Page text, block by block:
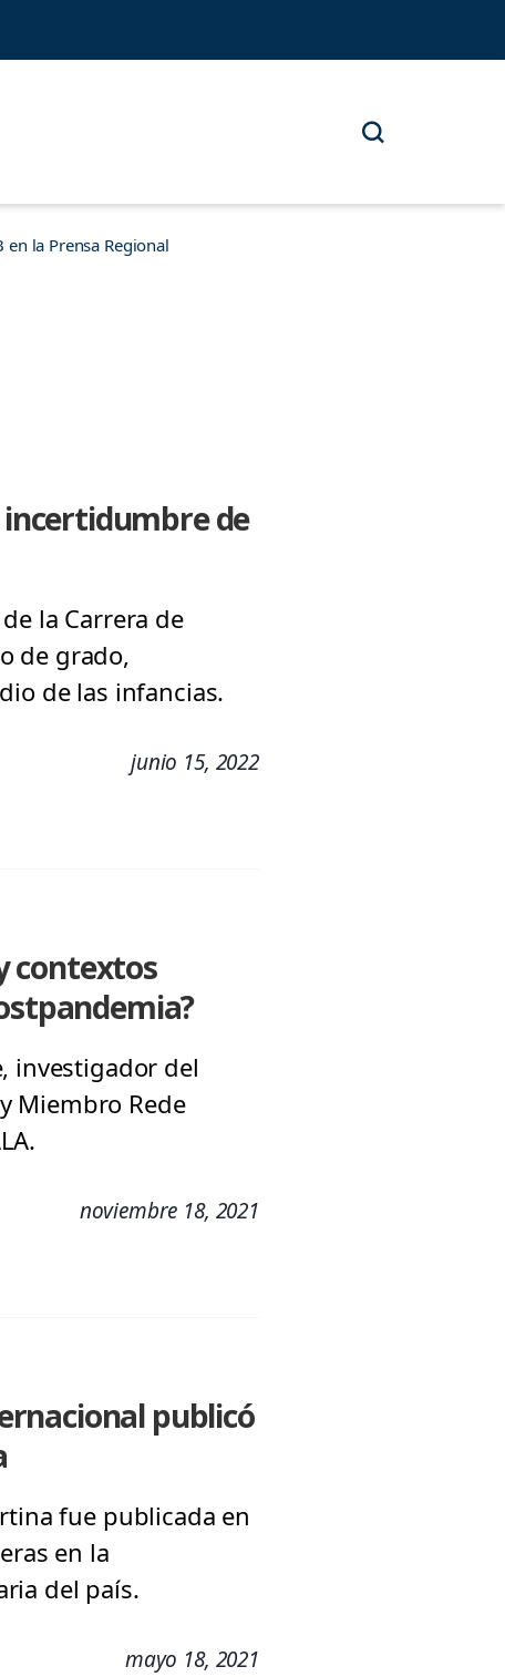
en la Prensa Regional
incertidumbre de
la Carrera de
de grado,
de las infancias.
junio 15, 2022
contextos
investigador del
Miembro Rede
noviembre 18, 2021
publicó
fue publicada en
en la
del país.
mayo 18, 2021